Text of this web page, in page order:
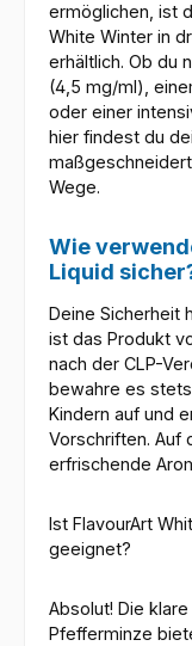
ermöglichen, ist
White Winter in
erhältlich. Ob du
(4,5 mg/ml),
oder einer
hier findest du
Wege.
Wie
Liquid
Deine Sicherheit
ist das Produkt
nach der CLP-
bewahre es
Kindern auf und
Vorschriften. Auf
erfrischende
Ist FlavourArt
geeignet?
Absolut! Die
Pfefferminze